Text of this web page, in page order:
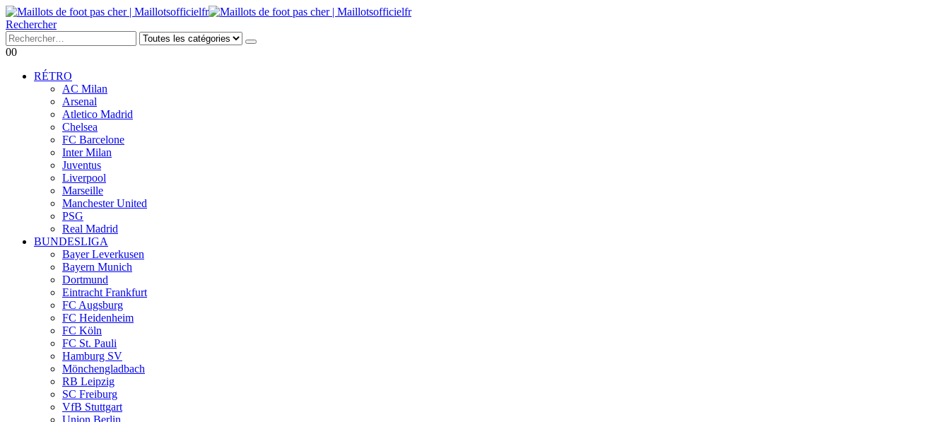
Rechercher
00
RÉTRO
AC Milan
Arsenal
Atletico Madrid
Chelsea
FC Barcelone
Inter Milan
Juventus
Liverpool
Marseille
Manchester United
PSG
Real Madrid
BUNDESLIGA
Bayer Leverkusen
Bayern Munich
Dortmund
Eintracht Frankfurt
FC Augsburg
FC Heidenheim
FC Köln
FC St. Pauli
Hamburg SV
Mönchengladbach
RB Leipzig
SC Freiburg
VfB Stuttgart
Union Berlin